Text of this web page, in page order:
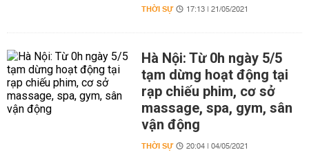
THỜI SỰ 17:13 | 21/05/2021
Hà Nội: Từ 0h ngày 5/5
tạm dừng hoạt động tại
rạp chiếu phim, cơ sở
massage, spa, gym, sân
vận động
THỜI SỰ 20:04 | 04/05/2021